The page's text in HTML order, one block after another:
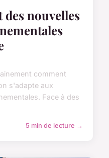
des nouvelles
comment
s'adapte aux
Face à des
5 min de lecture →